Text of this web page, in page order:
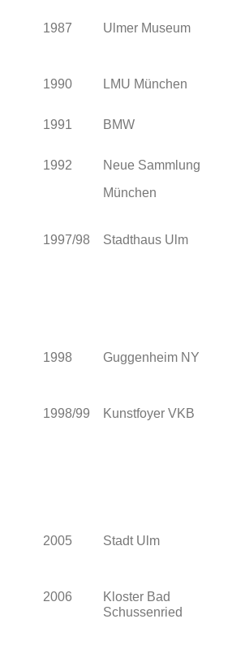
1987 Ulmer Museum
1990 LMU München
1991 BMW
1992
Neue Sammlung
München
1997/98 Stadthaus Ulm
1998 Guggenheim NY
1998/99 Kunstfoyer VKB
2005 Stadt Ulm
2006
Kloster Bad
Schussenried